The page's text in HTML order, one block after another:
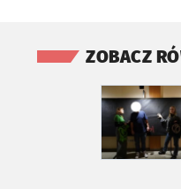
ZOBACZ
otworzy się